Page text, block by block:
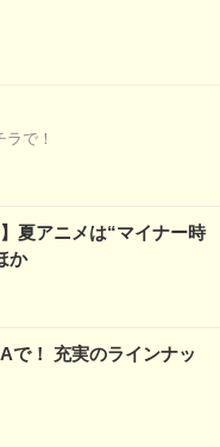
で！
夏アニメは“マイナー時
か
で！ 充実のラインナッ